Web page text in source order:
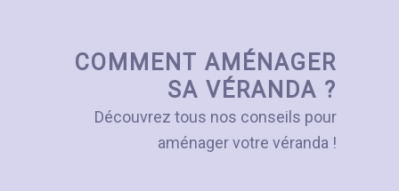
COMMENT AMÉNAGER
SA VÉRANDA ?
Découvrez tous nos conseils pour
aménager votre véranda !